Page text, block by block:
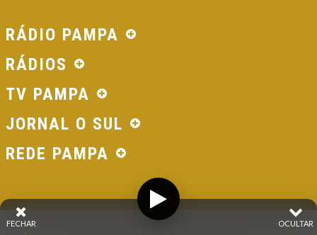
RÁDIO PAMPA
RÁDIOS
TV PAMPA
JORNAL O SUL
REDE PAMPA
OCULTAR
FECHAR